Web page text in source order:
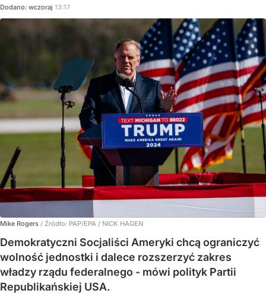
Dodano: wczoraj 13:17
Mike Rogers / Źródło: PAP/EPA / NICK HAGEN
Demokratyczni Socjaliści Ameryki chcą ograniczyć
wolność jednostki i dalece rozszerzyć zakres
władzy rządu federalnego - mówi polityk Partii
Republikańskiej USA.